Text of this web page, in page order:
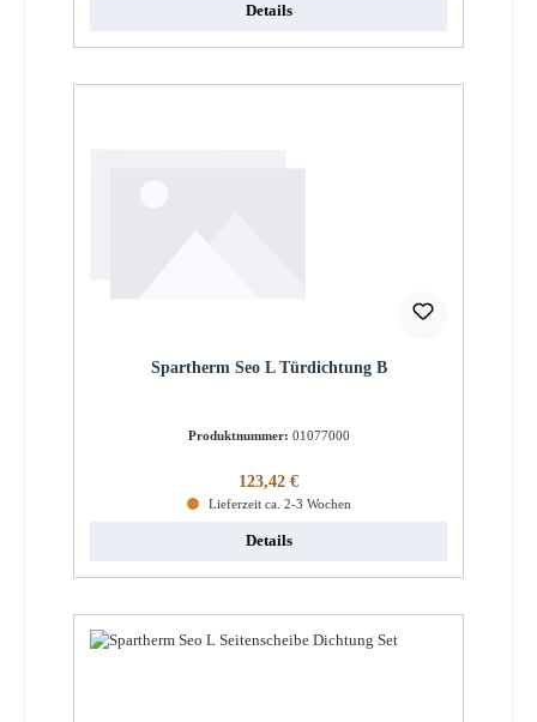
Details
Spartherm Seo L Türdichtung B
Produktnummer: 01077000
Regulärer Preis:
123,42 €
Lieferzeit ca. 2-3 Wochen
Details